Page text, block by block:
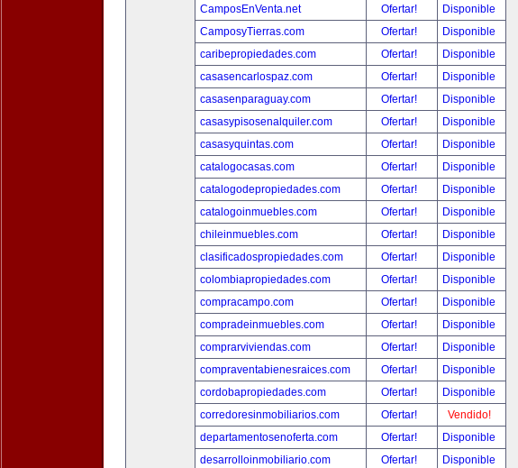
CamposEnVenta.net
Ofertar!
Disponible
CamposyTierras.com
Ofertar!
Disponible
caribepropiedades.com
Ofertar!
Disponible
casasencarlospaz.com
Ofertar!
Disponible
casasenparaguay.com
Ofertar!
Disponible
casasypisosenalquiler.com
Ofertar!
Disponible
casasyquintas.com
Ofertar!
Disponible
catalogocasas.com
Ofertar!
Disponible
catalogodepropiedades.com
Ofertar!
Disponible
catalogoinmuebles.com
Ofertar!
Disponible
chileinmuebles.com
Ofertar!
Disponible
clasificadospropiedades.com
Ofertar!
Disponible
colombiapropiedades.com
Ofertar!
Disponible
compracampo.com
Ofertar!
Disponible
compradeinmuebles.com
Ofertar!
Disponible
comprarviviendas.com
Ofertar!
Disponible
compraventabienesraices.com
Ofertar!
Disponible
cordobapropiedades.com
Ofertar!
Disponible
corredoresinmobiliarios.com
Ofertar!
Vendido!
departamentosenoferta.com
Ofertar!
Disponible
desarrolloinmobiliario.com
Ofertar!
Disponible